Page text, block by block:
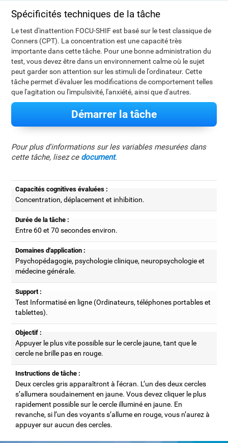
Spécificités techniques de la tâche
Le test d'inattention FOCU-SHIF est basé sur le test classique de
Conners (CPT). La concentration est une capacité très
importante dans cette tâche. Pour une bonne administration du
test, vous devez être dans un environnement calme où le sujet
peut garder son attention sur les stimuli de l'ordinateur. Cette
tâche permet d'évaluer les modifications de comportement telles
que l'agitation ou l'impulsivité, l'anxiété, ainsi que d'autres.
Démarrer la tâche
Pour plus d'informations sur les variables mesurées dans
cette tâche, lisez ce document.
Capacités cognitives évaluées :
Concentration, déplacement et inhibition.
Durée de la tâche :
Entre 60 et 70 secondes environ.
Domaines d'application :
Psychopédagogie, psychologie clinique, neuropsychologie et
médecine générale.
Support :
Test Informatisé en ligne (Ordinateurs, téléphones portables et
tablettes).
Objectif :
Appuyer le plus vite possible sur le cercle jaune, tant que le
cercle ne brille pas en rouge.
Instructions de tâche :
Deux cercles gris apparaîtront à l'écran. L’un des deux cercles
s’allumera soudainement en jaune. Vous devez cliquer le plus
rapidement possible sur le cercle illuminé en jaune. En
revanche, si l’un des voyants s’allume en rouge, vous n’aurez à
appuyer sur aucun des cercles.